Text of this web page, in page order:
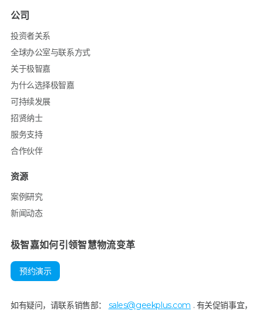
公司
投资者关系
全球办公室与联系方式
关于极智嘉
为什么选择极智嘉
可持续发展
招贤纳士
服务支持
合作伙伴
资源
案例研究
新闻动态
极智嘉如何引领智慧物流变革
预约演示
如有疑问，请联系销售部： sales@geekplus.com . 有关促销事宜，